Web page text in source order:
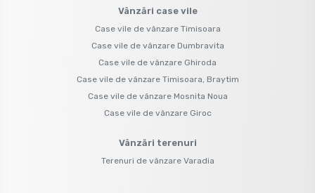
Vânzări case vile
Case vile de vânzare Timisoara
Case vile de vânzare Dumbravita
Case vile de vânzare Ghiroda
Case vile de vânzare Timisoara, Braytim
Case vile de vânzare Mosnita Noua
Case vile de vânzare Giroc
Vânzări terenuri
Terenuri de vânzare Varadia